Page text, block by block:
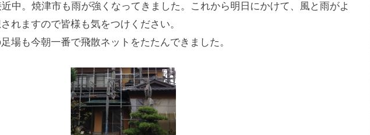
中。焼津市も雨が強くなってきました。これから明日にかけて、風と雨がよ
れますので皆様も気をつけください。
場も今朝一番で飛散ネットをたたんできました。